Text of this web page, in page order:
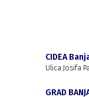
CIDEA
Ulica Josifa
GRAD